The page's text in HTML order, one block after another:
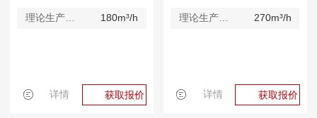
理论生产效率 180m³/h
详情 获取报价
理论生产效率 270m³/h
详情 获取报价